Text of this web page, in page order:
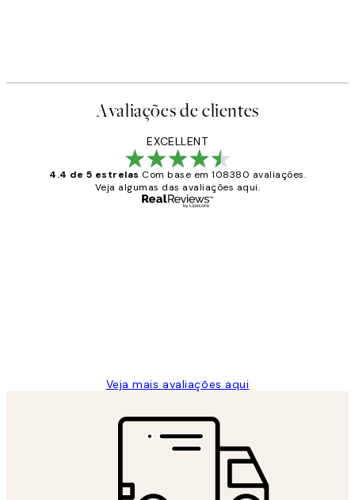
Avaliações de clientes
EXCELLENT
4.4 de 5 estrelas Com base em 108380 avaliações.
Veja algumas das avaliações aqui.
Veja mais avaliações aqui